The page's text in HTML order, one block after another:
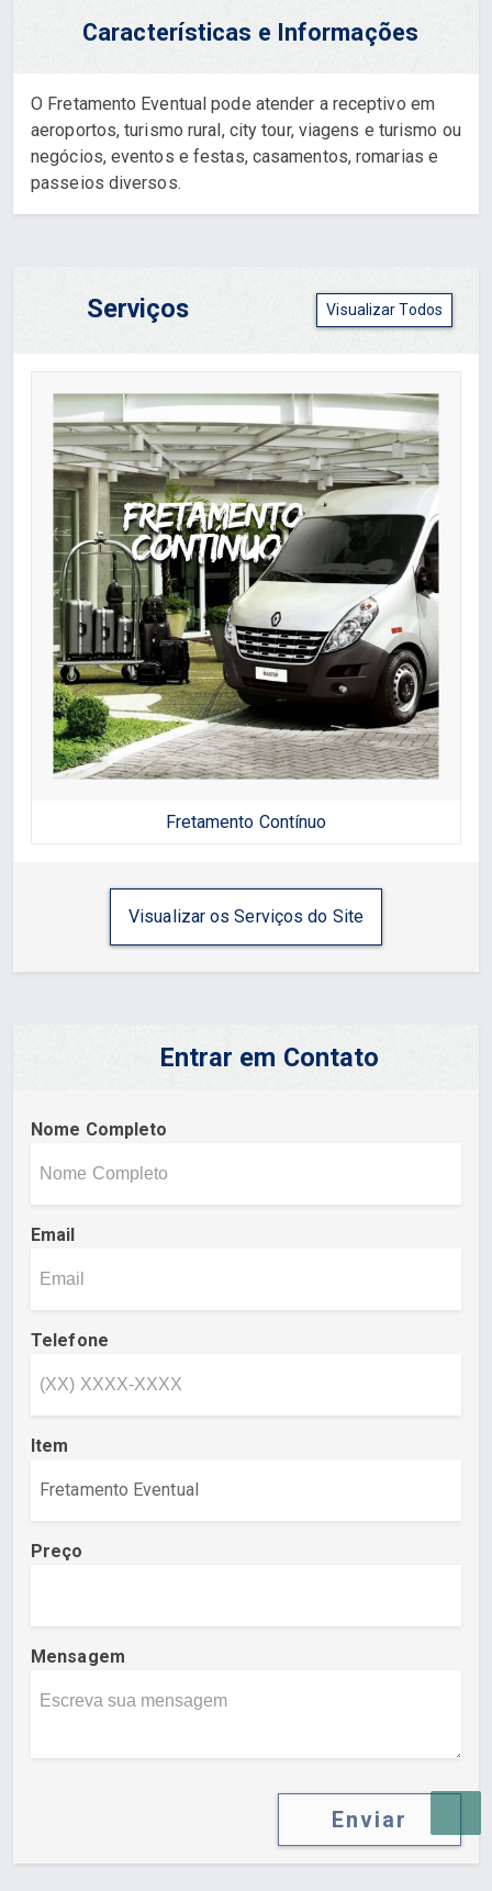
Características e Informações
O Fretamento Eventual pode atender a receptivo em
aeroportos, turismo rural, city tour, viagens e turismo ou
negócios, eventos e festas, casamentos, romarias e
passeios diversos.
Serviços Visualizar Todos
Fretamento Contínuo
Visualizar os Serviços do Site
Entrar em Contato
Nome Completo
Email
Telefone
Item
Preço
Mensagem
Enviar